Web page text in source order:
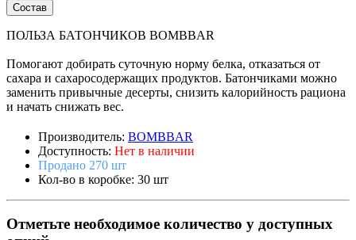
Состав
ПОЛЬЗА БАТОНЧИКОВ BOMBBAR
Помогают добирать суточную норму белка, отказаться от
сахара и сахаросодержащих продуктов. Батончиками можно
заменить привычные десерты, снизить калорийность рациона
и начать снижать вес.
Производитель: BOMBBAR
Доступность: Нет в наличии
Продано 270 шт
Кол-во в коробке: 30 шт
Отметьте необходимое количество у доступных